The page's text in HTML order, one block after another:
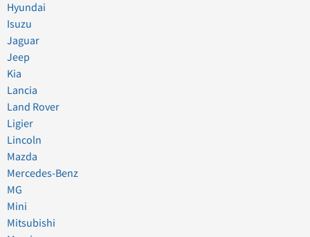
Hyundai
Isuzu
Jaguar
Jeep
Kia
Lancia
Land Rover
Ligier
Lincoln
Mazda
Mercedes-Benz
MG
Mini
Mitsubishi